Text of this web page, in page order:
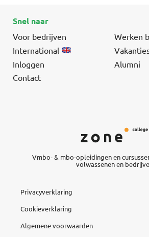
Snel naar
Voor bedrijven
Werken
International
Inloggen
Alumni
Contact
Vmbo- & mbo-opleidingen en
volwassenen en
Privacyverklaring
Cookieverklaring
Algemene voorwaarden